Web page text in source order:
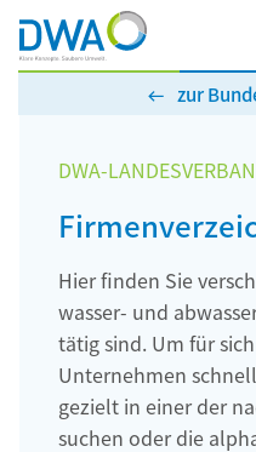
zur
DWA-
Hier finden Sie
wasser- und
tätig sind. Um für
Unternehmen
gezielt in einer der
suchen oder die